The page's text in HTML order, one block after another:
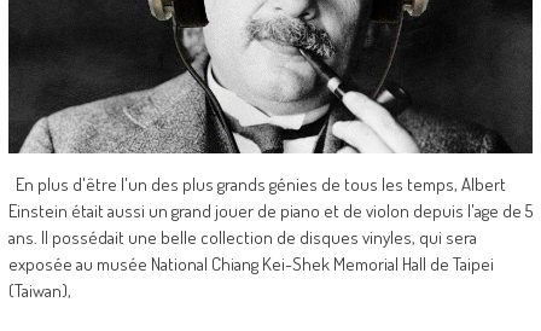
En plus d'être l'un des plus grands génies de tous les temps, Albert
Einstein était aussi un grand jouer de piano et de violon depuis l'age de 5
ans. Il possédait une belle collection de disques vinyles, qui sera
exposée au musée National Chiang Kei-Shek Memorial Hall de Taipei
(Taiwan),